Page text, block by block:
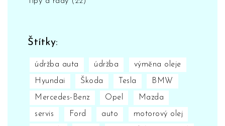
Štítky:
údržba auta údržba výměna oleje
Hyundai Škoda Tesla BMW
Mercedes-Benz Opel Mazda
servis Ford auto motorový olej